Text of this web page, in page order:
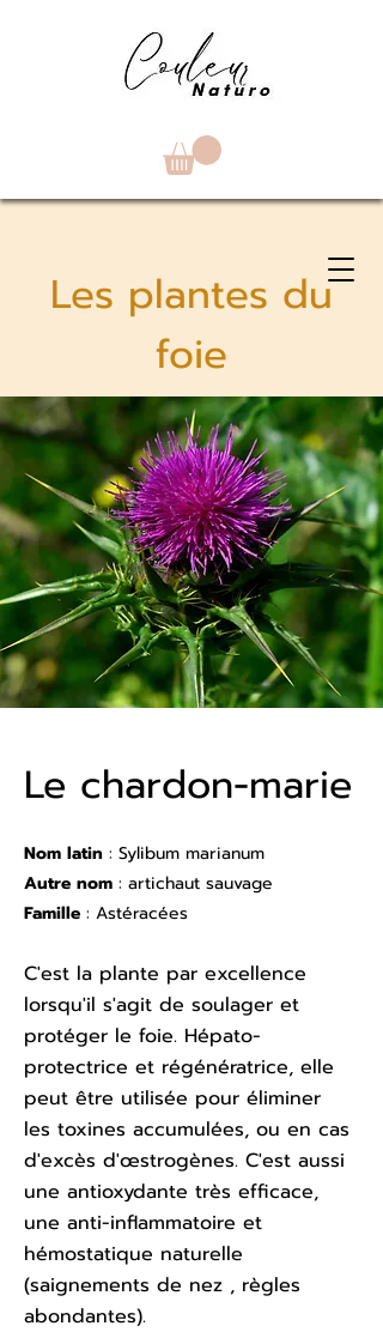
Les plantes du
foie
Le chardon-marie
Nom latin : Sylibum marianum
Autre nom : artichaut sauvage
Famille : Astéracées
C'est la plante par excellence
lorsqu'il s'agit de soulager et
protéger le foie. Hépato-
protectrice et régénératrice, elle
peut être utilisée pour éliminer
les toxines accumulées, ou en cas
d'excès d'œstrogènes. C'est aussi
une antioxydante très efficace,
une anti-inflammatoire et
hémostatique naturelle
(saignements de nez , règles
abondantes).